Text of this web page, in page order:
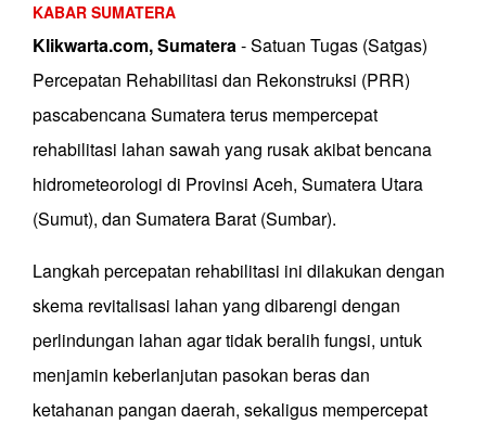
KABAR SUMATERA
Klikwarta.com, Sumatera- Satuan Tugas (Satgas)
Percepatan Rehabilitasi dan Rekonstruksi (PRR)
pascabencana Sumatera terus mempercepat
rehabilitasi lahan sawah yang rusak akibat bencana
hidrometeorologi di Provinsi Aceh, Sumatera Utara
(Sumut), dan Sumatera Barat (Sumbar).
Langkah percepatan rehabilitasi ini dilakukan dengan
skema revitalisasi lahan yang dibarengi dengan
perlindungan lahan agar tidak beralih fungsi, untuk
menjamin keberlanjutan pasokan beras dan
ketahanan pangan daerah, sekaligus mempercepat